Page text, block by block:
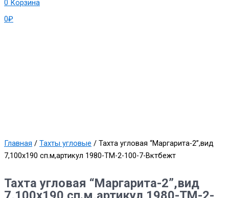
0₽
0 Корзина
Главная / Тахты угловые / Тахта угловая “Маргарита-2”,вид
7,100х190 сп.м,артикул 1980-ТМ-2-100-7-Вктбежт
Тахта угловая “Маргарита-2”,вид